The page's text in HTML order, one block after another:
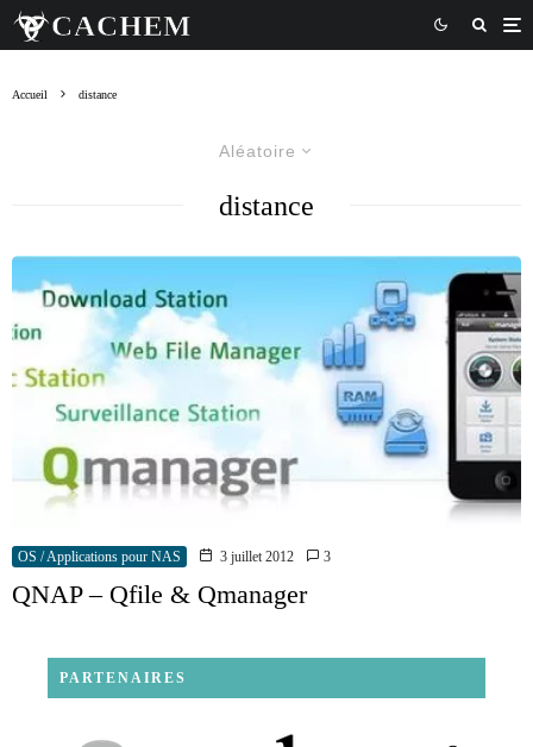
Accueil distance
Aléatoire
distance
OS / Applications pour NAS 3 juillet 2012 3
QNAP – Qfile & Qmanager
PARTENAIRES